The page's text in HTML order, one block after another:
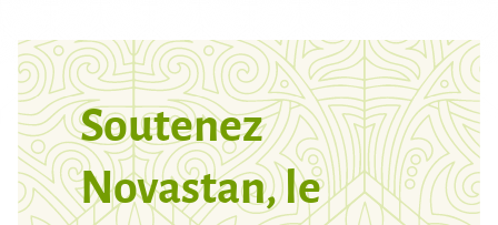
Soutenez
Novastan, le